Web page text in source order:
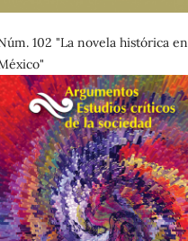
102 "La novela histórica en